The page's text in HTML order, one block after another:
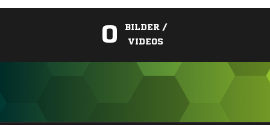
0
BILDER /
VIDEOS